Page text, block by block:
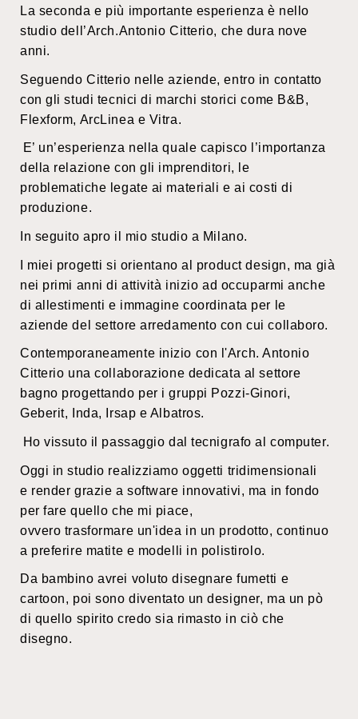
La seconda e più importante esperienza è nello
studio dell’Arch.Antonio Citterio, che dura nove
anni.
Seguendo Citterio nelle aziende, entro in contatto
con gli studi tecnici di marchi storici come B&B,
Flexform, ArcLinea e Vitra.
E’ un’esperienza nella quale capisco l’importanza
della relazione con gli imprenditori, le
problematiche legate ai materiali e ai costi di
produzione.
In seguito apro il mio studio a Milano.
I miei progetti si orientano al product design, ma già
nei primi anni di attività inizio ad occuparmi anche
di allestimenti e immagine coordinata per le
aziende del settore arredamento con cui collaboro.
Contemporaneamente inizio con l'Arch. Antonio
Citterio una collaborazione dedicata al settore
bagno progettando per i gruppi Pozzi-Ginori,
Geberit, Inda, Irsap e Albatros.
Ho vissuto il passaggio dal tecnigrafo al computer.
Oggi in studio realizziamo oggetti tridimensionali
e render grazie a software innovativi, ma in fondo
per fare quello che mi piace,
ovvero trasformare un'idea in un prodotto, continuo
a preferire matite e modelli in polistirolo.
Da bambino avrei voluto disegnare fumetti e
cartoon, poi sono diventato un designer, ma un pò
di quello spirito credo sia rimasto in ciò che
disegno.